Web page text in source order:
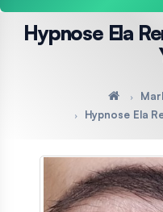
Hypnose Ela
Hypnose Ela